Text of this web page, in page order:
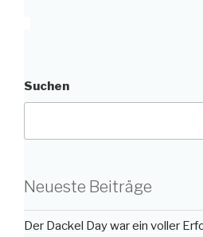
Suchen
Neueste Beiträge
Der Dackel Day war ein voller